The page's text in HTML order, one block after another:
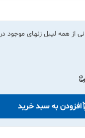
از همه لیبل زنهای موجود در
افزودن به سبد خرید